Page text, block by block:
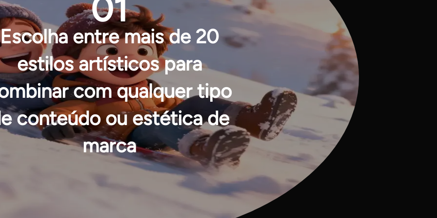
01
Escolha entre mais de 20
estilos artísticos para
com qualquer tipo
conteúdo ou estética de
marca